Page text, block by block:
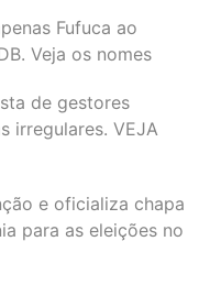
Fufuca ao
Veja os nomes
de gestores
irregulares. VEJA
e oficializa chapa
para as eleições no